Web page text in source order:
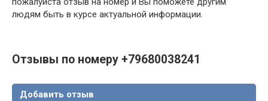
людям быть в курсе актуальной информации.
Отзывы по номеру +79680038241
Добавить отзыв